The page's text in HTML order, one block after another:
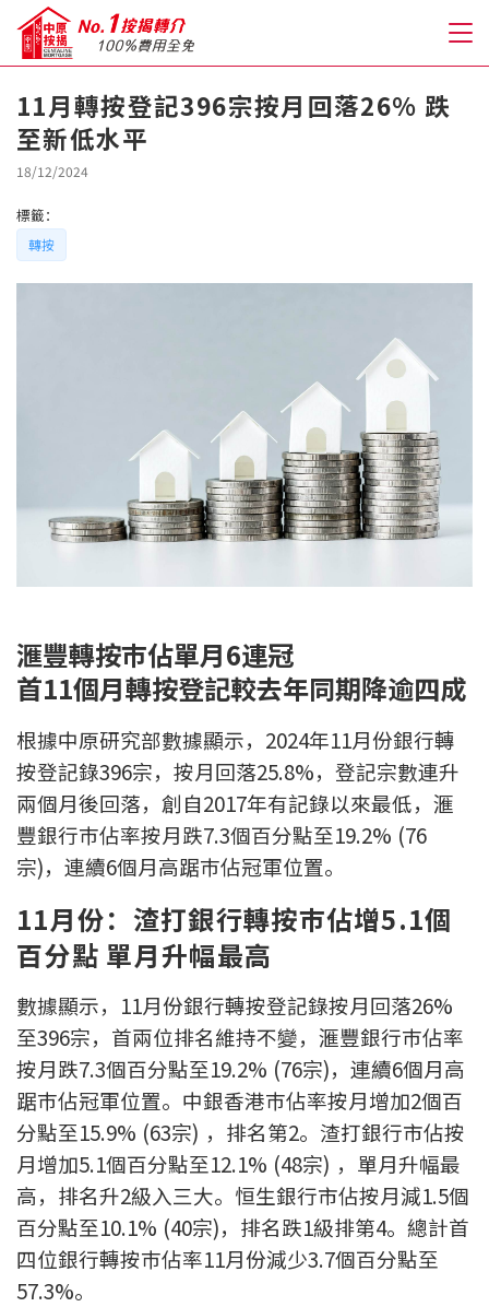
關於我們
人才房貸・開戶優惠
新盤優越按揭優惠
按揭工具
按揭計算
轉按計算
置業預算
工商舖按揭計算
印花稅計算
免費物業估價
下載中心
按揭全面睇
新聞/研究
公司動態
11月轉按登記396宗按月回落26% 跌
至新低水平
18/12/2024
標籤：
轉按
滙豐轉按巿佔單月6連冠
首11個月轉按登記較去年同期降逾四成
根據中原研究部數據顯示，2024年11月份銀行轉
按登記錄396宗，按月回落25.8%，登記宗數連升
兩個月後回落，創自2017年有記錄以來最低，滙
豐銀行巿佔率按月跌7.3個百分點至19.2% (76
宗)，連續6個月高踞巿佔冠軍位置。
11月份：渣打銀行轉按巿佔增5.1個
百分點 單月升幅最高
數據顯示，11月份銀行轉按登記錄按月回落26%
至396宗，首兩位排名維持不變，滙豐銀行巿佔率
按月跌7.3個百分點至19.2% (76宗)，連續6個月高
踞巿佔冠軍位置。中銀香港巿佔率按月增加2個百
分點至15.9% (63宗) ，排名第2。渣打銀行市佔按
月增加5.1個百分點至12.1% (48宗) ，單月升幅最
高，排名升2級入三大。恒生銀行市佔按月減1.5個
百分點至10.1% (40宗)，排名跌1級排第4。總計首
四位銀行轉按巿佔率11月份減少3.7個百分點至
57.3%。